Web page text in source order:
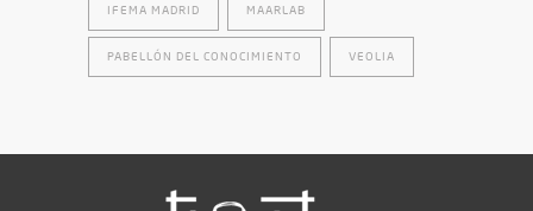
IFEMA MADRID MAARLAB
PABELLÓN DEL CONOCIMIENTO VEOLIA